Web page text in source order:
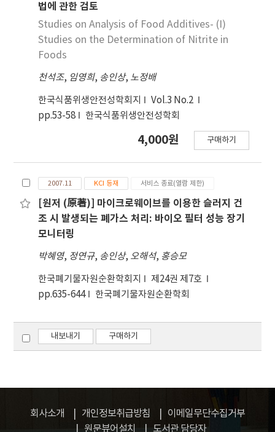
법에 관한 검토
Studies on Analysis of Food Additives- (I)
Studies on the Determination of Nitrite in
Foods
천석조, 임영희, 송인상, 노정배
한국식품위생안전성학회지
Vol.3 No.2
pp.53-58
한국식품위생안전성학회
4,000원 구매하기
2007.11 KCI 등재 서비스 종료(열람 제한)
[원저 (原著)] 마이크로웨이브를 이용한 슬러지 건
조 시 발생되는 폐가스 처리: 바이오 필터 성능 장기
모니터링
박혜영, 정연규, 송인상, 오해석, 홍승모
한국폐기물자원순환학회지
제24권 제7호
pp.635-644
한국폐기물자원순환학회
내보내기 구매하기
회사소개 개인정보취급방침
이메일무단수집거부
원문뷰어설치
도서관 담당자